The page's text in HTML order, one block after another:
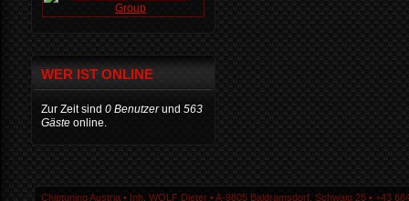
WER IST ONLINE
Zur Zeit sind 0 Benutzerund 563
Gäste online.
Chiptuning Austria ▪ Inh. WOLF Dieter ▪ A-9805 Baldramsdorf, Schwaig 25 ▪ +43